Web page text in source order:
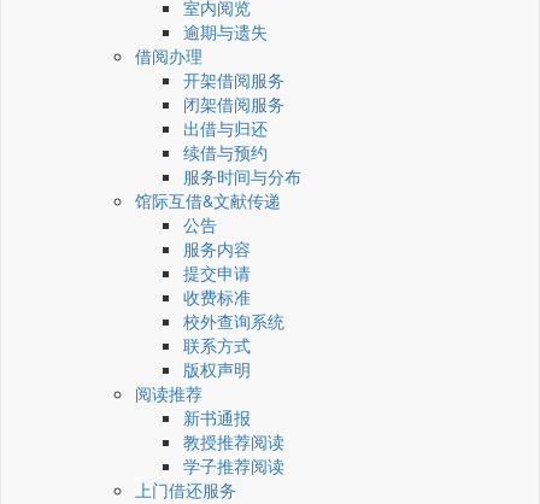
室内阅览
逾期与遗失
借阅办理
开架借阅服务
闭架借阅服务
出借与归还
续借与预约
服务时间与分布
馆际互借&文献传递
公告
服务内容
提交申请
收费标准
校外查询系统
联系方式
版权声明
阅读推荐
新书通报
教授推荐阅读
学子推荐阅读
上门借还服务